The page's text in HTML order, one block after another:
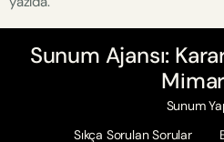
Sunum Ajansı:
Sunum
Sıkça Sorulan Sorular